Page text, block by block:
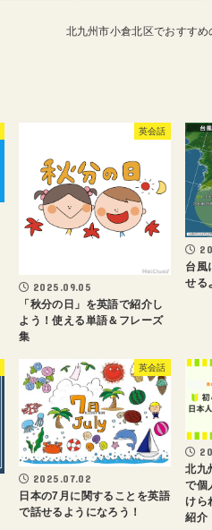
北九州市小倉北区でおすす
英会話
2025.09.05
「秋分の日」を英語で紹介し
よう！使える単語＆フレーズ
集
台風
せる
英会話
2025.07.02
日本の7月に関することを英語
で話せるようになろう！
北九
で個
けら
紹介